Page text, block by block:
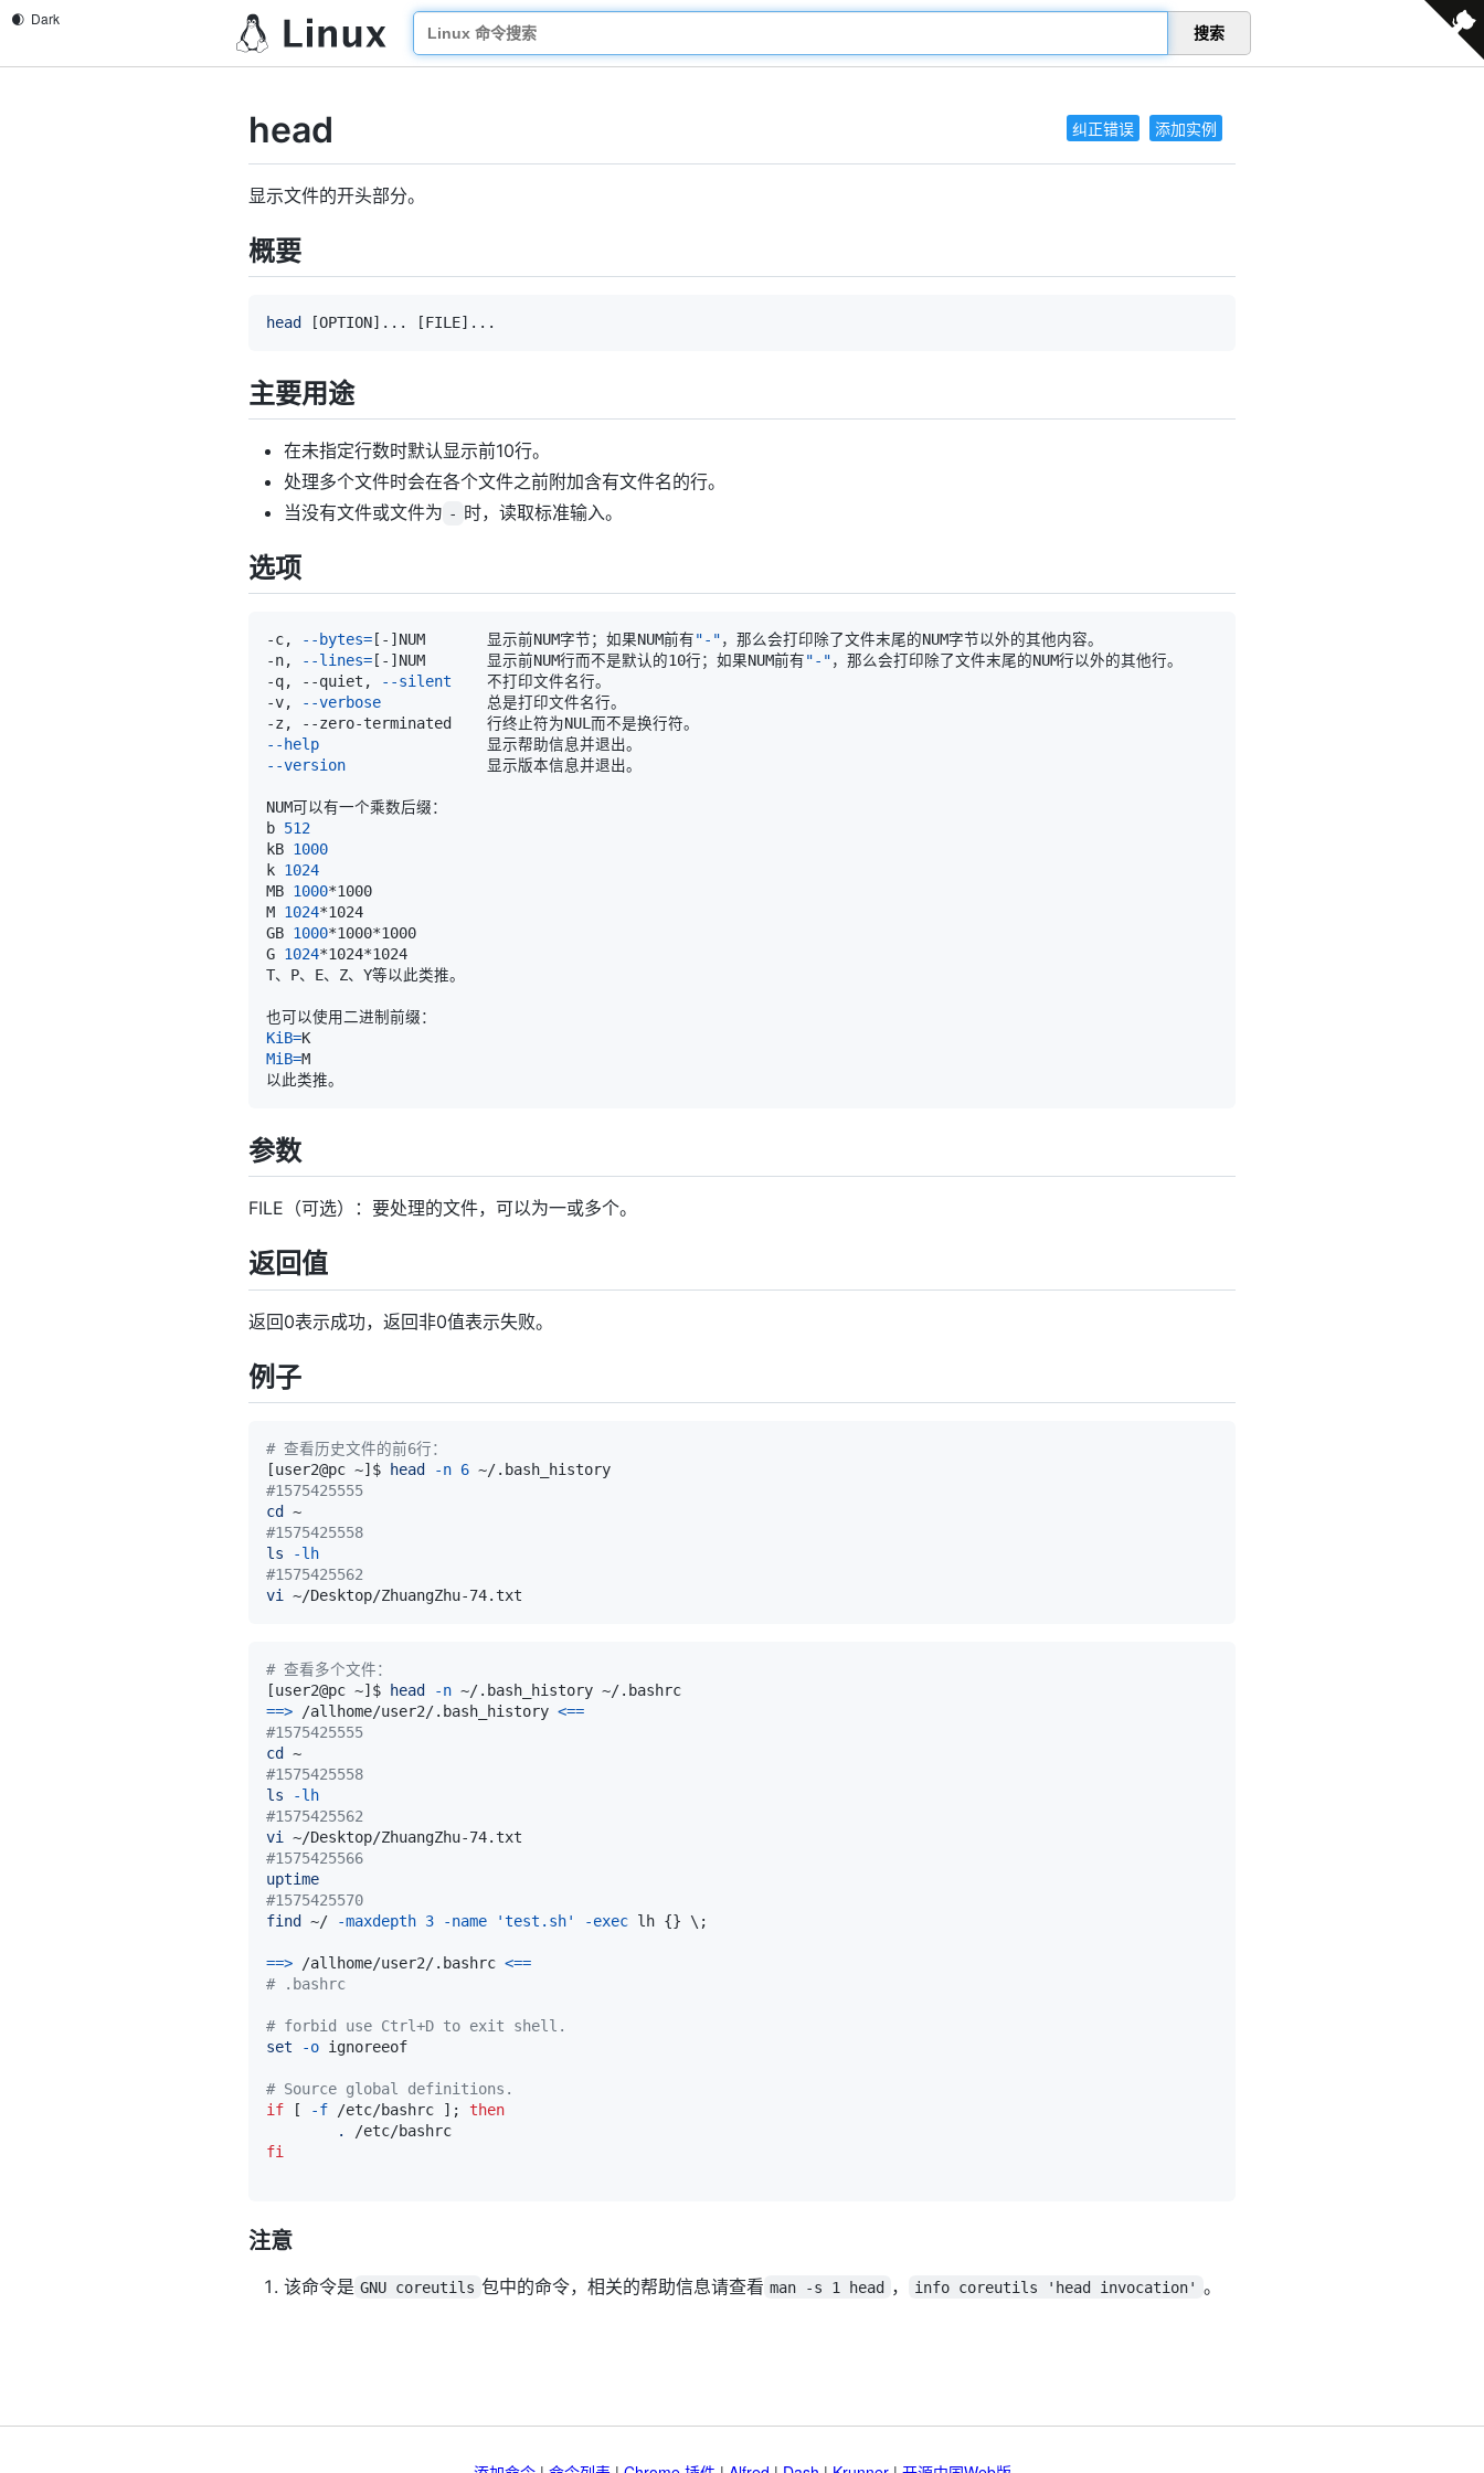
搜索
纠正错误 添加实例
head
显示文件的开头部分。
概要
head [OPTION] .. . [FILE] ..
主要用途
在未指定行数时默认显示前10行。
处理多个文件时会在各个文件之前附加含有文件名的行。
当没有文件或文件为 - 时，读取标准输入。
选项
-c, --bytes= [ - ] NUM       显示前NUM字节；如果NUM前有"-"
-n,
--lines= [ - ] NUM       显示前NUM行而不是默认的10行；如果NUM前有"-"
-q, --quiet,
--silent
-v,
--verbose
--help
--version
b 512
kB 1000
k 1024
MB 1000
M 1024
GB 1000
G 1024
KiB=
MiB=
参数
FILE（可选）：要处理的文件，可以为一或多个。
返回值
返回0表示成功，返回非0值表示失败。
例子
# 查看历史文件的前6行：
[user2@pc ~] $ head -n 6
#1575425555
cd
#1575425558
ls
-lh
#1575425562
vi
# 查看多个文件：
[user2@pc ~] $ head -n
==> /allhome/user2/.bash_history <==
#1575425555
cd
#1575425558
ls
-lh
#1575425562
vi
#1575425566
uptime
#1575425570
find
~/ -maxdepth 3 -name 'test.sh' -exec lh {} \ ;
==> /allhome/user2/.bashrc <==
# .bashrc
# forbid use Ctrl+D to exit shell.
set
-o
# Source global definitions.
if
[ -f /etc/bashrc ] ;
then
.
fi
注意
该命令是 GNU coreutils 包中的命令，相关的帮助信息请查看 man -s 1 head ， info coreutils 'head invocation' 。